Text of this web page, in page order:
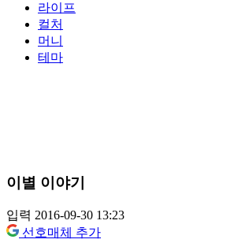
라이프
컬처
머니
테마
이별 이야기
입력 2016-09-30 13:23
선호매체 추가